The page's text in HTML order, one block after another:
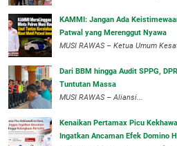
‎KAMMI: Jangan Ada
Patwal yang Merenggut Nyawa
‎MUSI RAWAS – Ketua Umum
Dari BBM hingga Audit SPPG,
Tuntutan Massa
MUSI RAWAS – Aliansi...
‎Kenaikan Pertamax Picu
Ingatkan Ancaman Efek Domino